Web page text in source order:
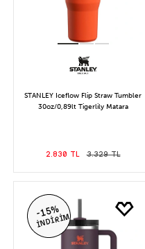
STANLEY Iceflow Flip Straw Tumbler
30oz/0,89lt Tigerlily Matara
2.830 TL 3.329 TL
-15%
İNDİRİM